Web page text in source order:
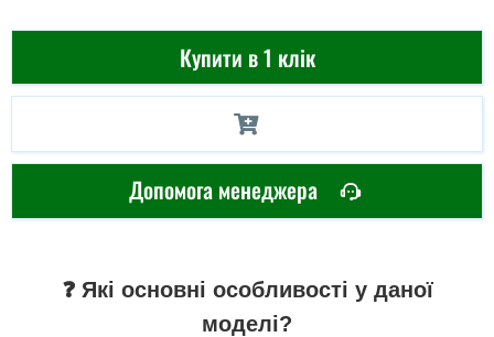
Купити в 1 клік
Допомога менеджера
❓ Які основні особливості у даної
моделі?